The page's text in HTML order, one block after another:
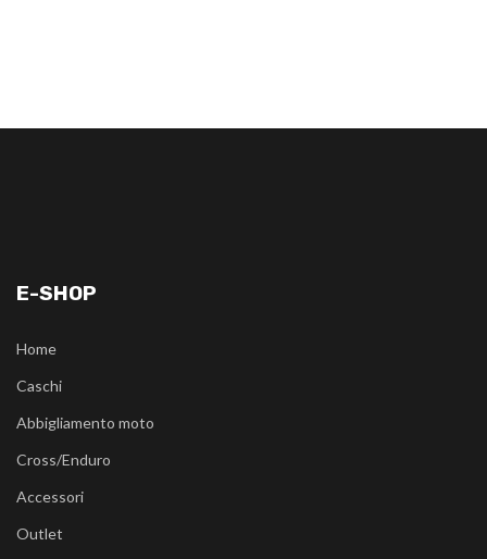
E-SHOP
Home
Caschi
Abbigliamento moto
Cross/Enduro
Accessori
Outlet